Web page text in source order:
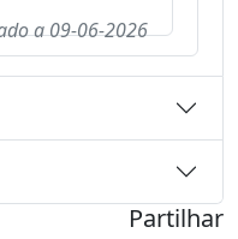
a09-06-2026
Partilhar